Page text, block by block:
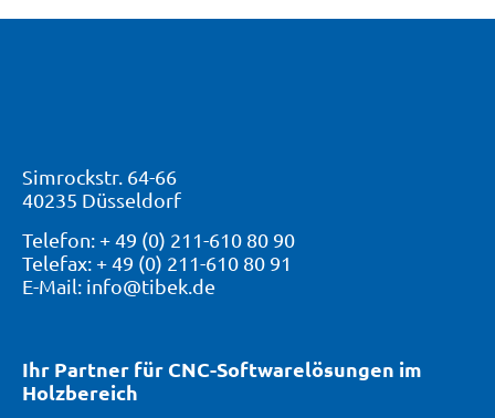
Ihr Partner für CNC-Softwarelösungen im
Holzbereich
Simrockstr. 64-66
40235 Düsseldorf
Telefon: + 49 (0) 211-610 80 90
Telefax: + 49 (0) 211-610 80 91
E-Mail: info@tibek.de